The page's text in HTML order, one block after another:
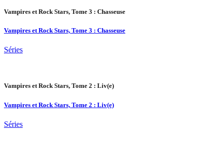
Vampires et Rock Stars, Tome 3 : Chasseuse
Vampires et Rock Stars, Tome 3 : Chasseuse
Séries
Vampires et Rock Stars, Tome 2 : Liv(e)
Vampires et Rock Stars, Tome 2 : Liv(e)
Séries